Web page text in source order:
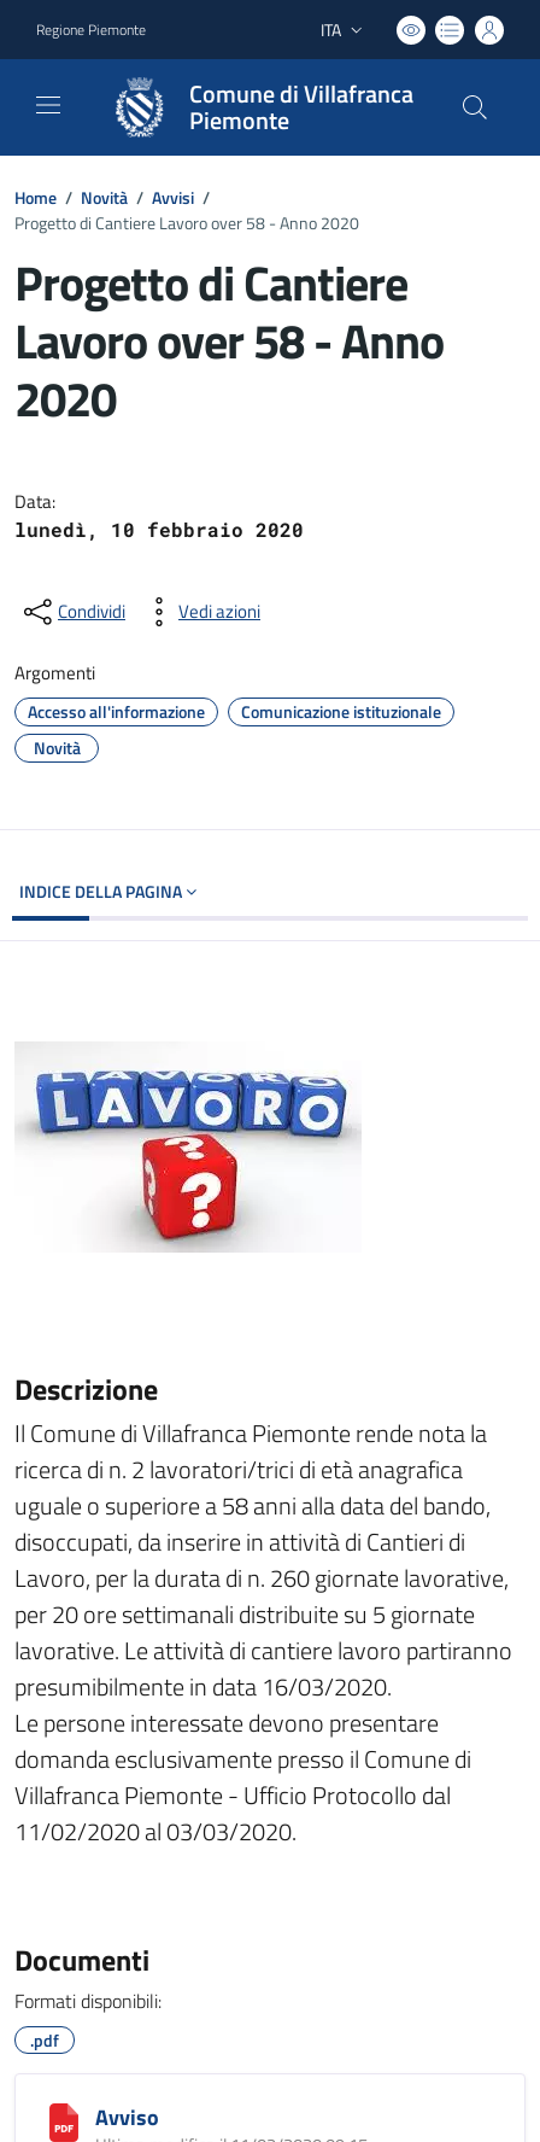
Regione Piemonte Lingua attiva:
ITA
Comune di Villafranca
Piemonte
Home / Novità / Avvisi /
Progetto di Cantiere Lavoro over 58 - Anno 2020
Progetto di Cantiere
Lavoro over 58 - Anno
2020
Data:
lunedì, 10 febbraio 2020
Condividi Vedi azioni
Argomenti
Accesso all'informazione
Comunicazione istituzionale
Novità
INDICE DELLA PAGINA
Descrizione
Il Comune di Villafranca Piemonte rende nota la
ricerca di n. 2 lavoratori/trici di età anagrafica
uguale o superiore a 58 anni alla data del bando,
disoccupati, da inserire in attività di Cantieri di
Lavoro, per la durata di n. 260 giornate lavorative,
per 20 ore settimanali distribuite su 5 giornate
lavorative. Le attività di cantiere lavoro partiranno
presumibilmente in data 16/03/2020.
Le persone interessate devono presentare
domanda esclusivamente presso il Comune di
Villafranca Piemonte - Ufficio Protocollo dal
11/02/2020 al 03/03/2020.
Documenti
Formati disponibili:
.pdf
Avviso